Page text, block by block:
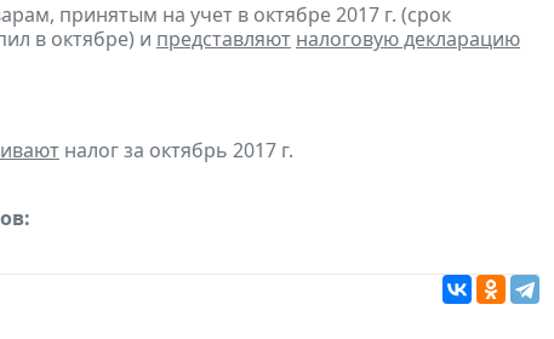
принятым на учет в октябре 2017 г. (срок
в октябре) и представляют налоговую декларацию
налог за октябрь 2017 г.